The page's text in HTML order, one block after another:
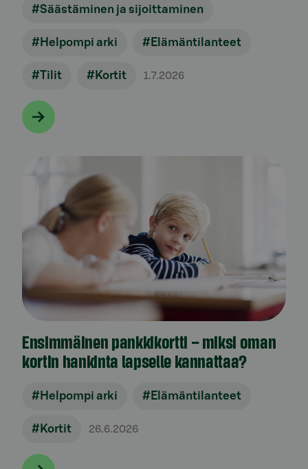
#Säästäminen ja sijoittaminen
#Helpompi arki #Elämäntilanteet
#Tilit #Kortit 1.7.2026
Ensimmäinen pankkikortti – miksi oman
kortin hankinta lapselle kannattaa?
#Helpompi arki #Elämäntilanteet
#Kortit 26.6.2026